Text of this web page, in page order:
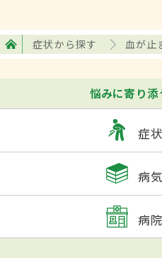
症状から探す 血が止
悩みに寄り
症状
病気
病院